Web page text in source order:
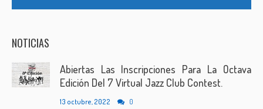
NOTICIAS
Abiertas Las Inscripciones Para La Octava
Edición Del 7 Virtual Jazz Club Contest.
13 octubre, 2022 0